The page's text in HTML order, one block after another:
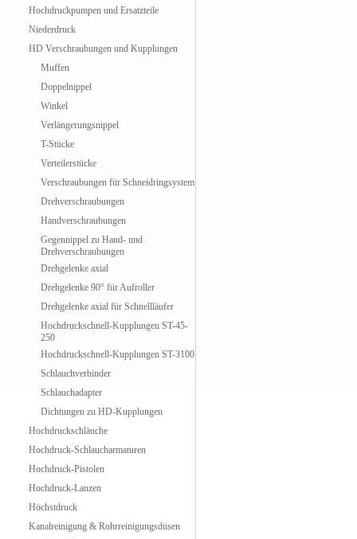
Hochdruckpumpen und Ersatzteile
Niederdruck
HD Verschraubungen und Kupplungen
Muffen
Doppelnippel
Winkel
Verlängerungsnippel
T-Stücke
Verteilerstücke
Verschraubungen für Schneidringsystem
Drehverschraubungen
Handverschraubungen
Gegennippel zu Hand- und
Drehverschraubungen
Drehgelenke axial
Drehgelenke 90° für Aufroller
Drehgelenke axial für Schnellläufer
Hochdruckschnell-Kupplungen ST-45-
250
Hochdruckschnell-Kupplungen ST-3100
Schlauchverbinder
Schlauchadapter
Dichtungen zu HD-Kupplungen
Hochdruckschläuche
Hochdruck-Schlaucharmaturen
Hochdruck-Pistolen
Hochdruck-Lanzen
Höchstdruck
Kanalreinigung & Rohrreinigungsdüsen